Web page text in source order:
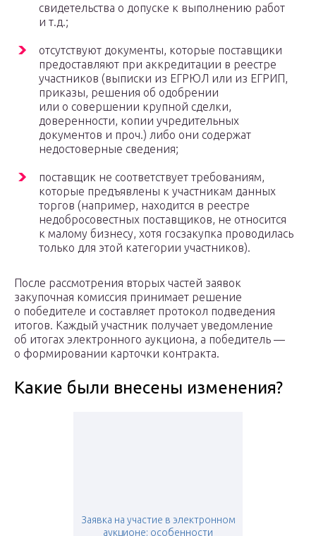
свидетельства о допуске к выполнению работ
и т.д.;
отсутствуют документы, которые поставщики
предоставляют при аккредитации в реестре
участников (выписки из ЕГРЮЛ или из ЕГРИП,
приказы, решения об одобрении
или о совершении крупной сделки,
доверенности, копии учредительных
документов и проч.) либо они содержат
недостоверные сведения;
поставщик не соответствует требованиям,
которые предъявлены к участникам данных
торгов (например, находится в реестре
недобросовестных поставщиков, не относится
к малому бизнесу, хотя госзакупка проводилась
только для этой категории участников).
После рассмотрения вторых частей заявок
закупочная комиссия принимает решение
о победителе и составляет протокол подведения
итогов. Каждый участник получает уведомление
об итогах электронного аукциона, а победитель —
о формировании карточки контракта.
Какие были внесены изменения?
Заявка на участие в электронном
аукционе: особенности